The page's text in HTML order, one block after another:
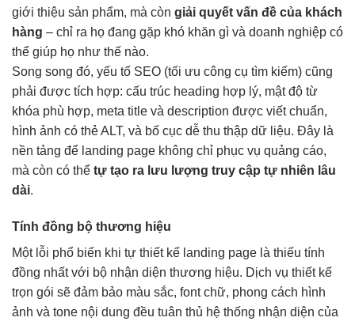
giới thiệu sản phẩm, mà còn giải quyết vấn đề của khách
hàng – chỉ ra họ đang gặp khó khăn gì và doanh nghiệp có
thể giúp họ như thế nào.
Song song đó, yếu tố SEO (tối ưu công cụ tìm kiếm) cũng
phải được tích hợp: cấu trúc heading hợp lý, mật độ từ
khóa phù hợp, meta title và description được viết chuẩn,
hình ảnh có thẻ ALT, và bố cục dễ thu thập dữ liệu. Đây là
nền tảng để landing page không chỉ phục vụ quảng cáo,
mà còn có thể tự tạo ra lưu lượng truy cập tự nhiên lâu
dài.
Tính đồng bộ thương hiệu
Một lỗi phổ biến khi tự thiết kế landing page là thiếu tính
đồng nhất với bộ nhận diện thương hiệu. Dịch vụ thiết kế
trọn gói sẽ đảm bảo màu sắc, font chữ, phong cách hình
ảnh và tone nội dung đều tuân thủ hệ thống nhận diện của